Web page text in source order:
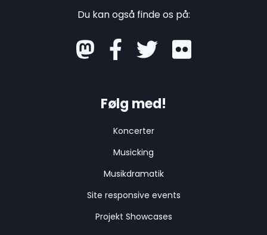
Du kan også finde os på:
mastodon
Følg med!
Koncerter
Musicking
Musikdramatik
Site responsive events
Projekt Showcases